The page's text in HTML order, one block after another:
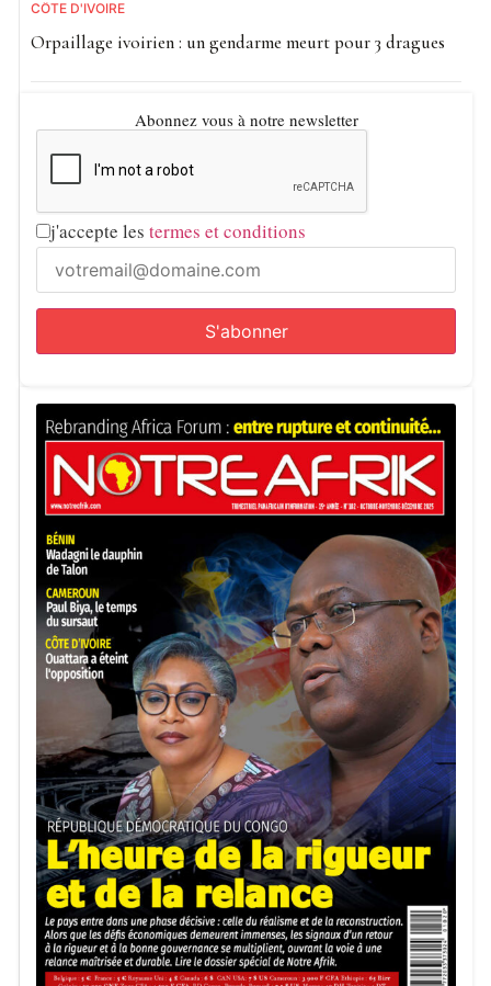
CÔTE D'IVOIRE
Orpaillage ivoirien : un gendarme meurt pour 3 dragues
Abonnez vous à notre newsletter
j'accepte les termes et conditions